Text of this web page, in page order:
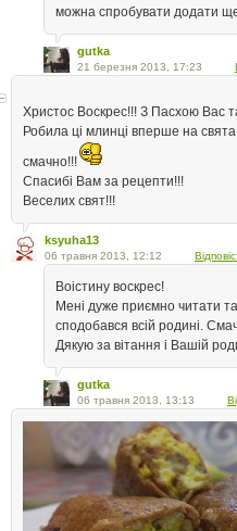
можна спробувати додати ще
gutka
21 березня 2013, 17:23
Христос Воскрес!!! З Пасхою Вас
Робила ці млинці вперше на
смачно!!!
Спасибі Вам за рецепти!!!
Веселих свят!!!
ksyuha13
06 травня 2013, 12:12
Воістину воскрес!
Мені дуже приємно читати
сподобався всій родині.
Дякую за вітання і Вашій
gutka
06 травня 2013, 13:13